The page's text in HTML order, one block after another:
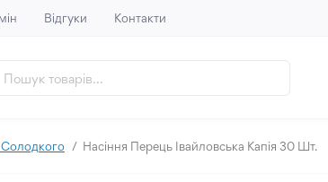
Відгуки Контакти
Насіння Перець Івайловська Капія 30 Шт.